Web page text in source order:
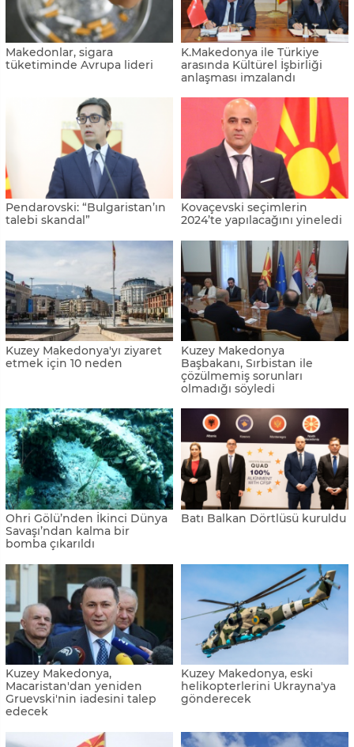
Makedonlar, sigara
tüketiminde Avrupa lideri
K.Makedonya ile Türkiye
arasında Kültürel İşbirliği
anlaşması imzalandı
Pendarovski: “Bulgaristan’ın
talebi skandal”
Kovaçevski seçimlerin
2024’te yapılacağını yineledi
Kuzey Makedonya'yı ziyaret
etmek için 10 neden
Kuzey Makedonya
Başbakanı, Sırbistan ile
çözülmemiş sorunları
olmadığı söyledi
Ohri Gölü’nden İkinci Dünya
Savaşı’ndan kalma bir
bomba çıkarıldı
Batı Balkan Dörtlüsü kuruldu
Kuzey Makedonya,
Macaristan'dan yeniden
Gruevski'nin iadesini talep
edecek
Kuzey Makedonya, eski
helikopterlerini Ukrayna'ya
gönderecek